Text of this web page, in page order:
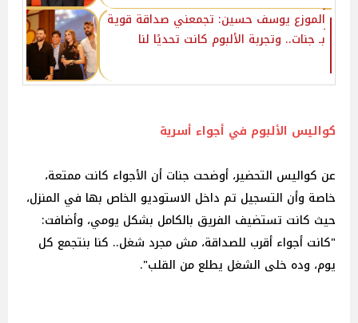
الموزع يوسف حسين: تجمعني صداقة قوية
بـ جنات.. وتجربة الألبوم كانت تحديًا لنا
كواليس الألبوم في أجواء أسرية
عن كواليس التحضير، أوضحت جنات أن الأجواء كانت ممتعة،
خاصة وأن التسجيل تم داخل الاستوديو الخاص بها في المنزل،
حيث كانت تستضيف الفريق بالكامل بشكل يومي، وأضافت:
"كانت أجواء أقرب للصداقة، مش مجرد شغل.. كنا بنتجمع كل
يوم، وده خلى الشغل يطلع من القلب".